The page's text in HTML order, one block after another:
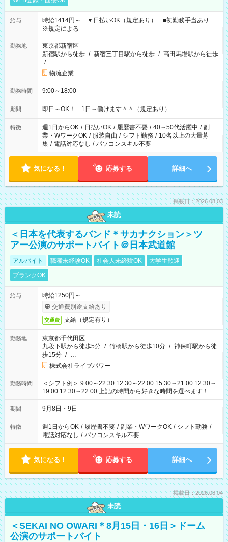
給与
時給1414円～ ▼日払いOK（規定あり） ■初勤務手当あり
※規定による
勤務地
東京都新宿区
新宿駅から徒歩 / 新宿三丁目駅から徒歩 / 高田馬場駅から徒歩
/ …
物流企業
勤務時間 9:00～18:00
期間 即日～OK！ 1日～働けます＾＾（規定あり）
特徴 週1日からOK / 日払いOK / 履歴書不要 / 40～50代活躍中 / 副
業・WワークOK / 服装自由 / シフト勤務 / 10名以上の大量募
集 / 電話対応なし / パソコンスキル不要
気になる！ 応募する 詳細へ
掲載日：2026.08.03
未読
＜日本を代表するバンド＊サカナクション＞ツ
アー公演のサポートバイト＠日本武道館
アルバイト 職種未経験OK 社会人未経験OK
大学生歓迎
ブランクOK
給与
時給1250円～
交通費別途支給あり
交通費 支給（規定有り）
勤務地
東京都千代田区
九段下駅から徒歩5分 / 竹橋駅から徒歩10分 / 神保町駅から徒
歩15分 / …
株式会社ライブパワー
勤務時間
＜シフト例＞ 9:00～22:30 12:30～22:00 15:30～21:00 12:30～
19:00 12:30～22:00 上記の時間から好きな時間を選べます！ ※
時間は変更となる可能性があります
期間 9月8日・9日
特徴 週1日からOK / 履歴書不要 / 副業・WワークOK / シフト勤務 /
電話対応なし / パソコンスキル不要
気になる！ 応募する 詳細へ
掲載日：2026.08.04
未読
＜SEKAI NO OWARI＊8月15日・16日＞ドーム
公演のサポートバイト